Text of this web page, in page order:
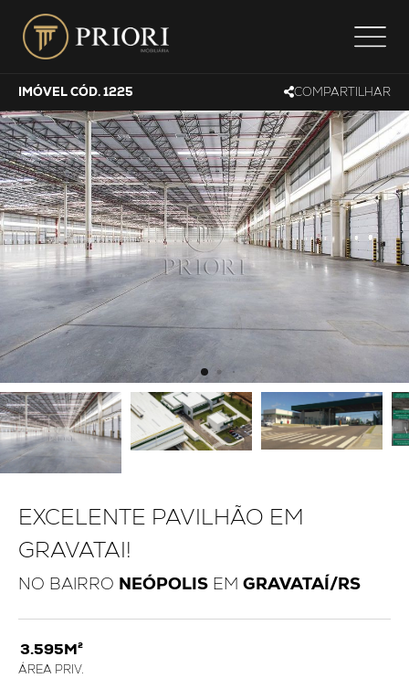
IMÓVEL CÓD. 1225 COMPARTILHAR
EXCELENTE PAVILHÃO EM
GRAVATAI!
NO BAIRRO NEÓPOLIS EM GRAVATAÍ/RS
3.595M²
ÁREA PRIV.